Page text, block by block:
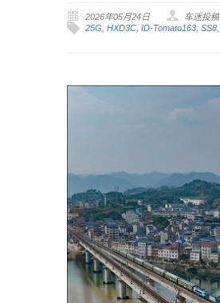
2026年05月24日
车迷投稿
25G, HXD3C, ID-Tomato163, SS8,